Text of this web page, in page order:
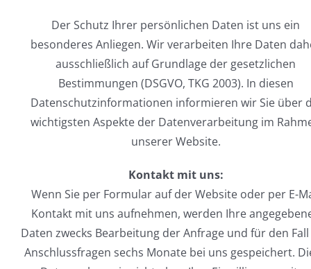
Der Schutz Ihrer persönlichen Daten ist uns ein
besonderes Anliegen. Wir verarbeiten Ihre Daten
ausschließlich auf Grundlage der gesetzlichen
Bestimmungen (DSGVO, TKG 2003). In diesen
Datenschutzinformationen informieren wir Sie über
wichtigsten Aspekte der Datenverarbeitung im
unserer Website.
Kontakt mit uns:
Wenn Sie per Formular auf der Website oder per E-
Kontakt mit uns aufnehmen, werden Ihre
Daten zwecks Bearbeitung der Anfrage und für den
Anschlussfragen sechs Monate bei uns gespeichert.